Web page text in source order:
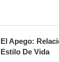
El Apego:
Estilo De Vida